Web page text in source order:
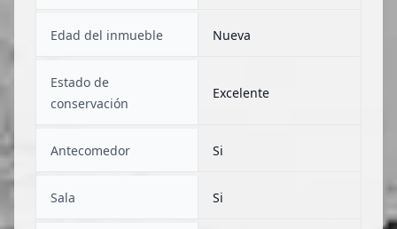
Edad del inmueble Nueva
Estado de
conservación
Excelente
Antecomedor Si
Sala Si